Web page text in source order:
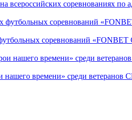
всероссийских соревнованиях по
соревнований «FONBET
времени» среди ветеранов